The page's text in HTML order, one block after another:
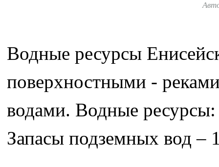
Водные ресурсы
поверхностными -
водами. Водные
Запасы подземных вод –